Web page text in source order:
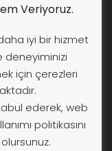
Veriyoruz.
iyi bir hizmet
deneyiminizi
için çerezleri
ederek, web
politikasını